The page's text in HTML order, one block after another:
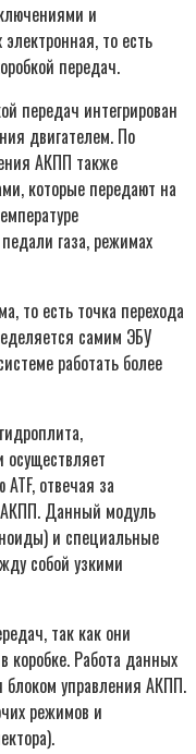
и
то есть
передач.
передач интегрирован
двигателем. По
АКПП также
которые передают на
газа, режимах
то есть точка перехода
самим ЭБУ
работать более
отвечая за
АКПП. Данный модуль
и специальные
собой узкими
так как они
коробке. Работа данных
блоком управления АКПП.
режимов и